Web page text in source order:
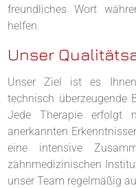
freundliches Wort
helfen.
Unser
Unser Ziel ist es
technisch überzeugende
Jede Therapie erfolgt
anerkannten
eine intensive
zahnmedizinischen
unser Team regelmäßig